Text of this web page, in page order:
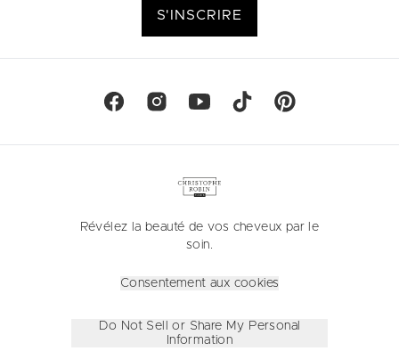
S'INSCRIRE
Révélez la beauté de vos cheveux par le
soin.
Consentement aux cookies
Do Not Sell or Share My Personal
Information